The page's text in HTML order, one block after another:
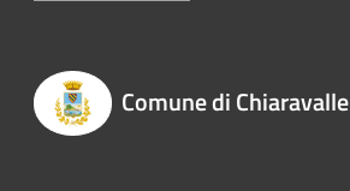
Comune di Chiaravalle